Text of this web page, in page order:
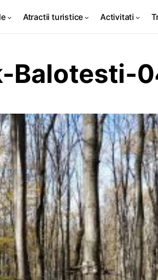
Atractii turistice Activitati
Balotesti-